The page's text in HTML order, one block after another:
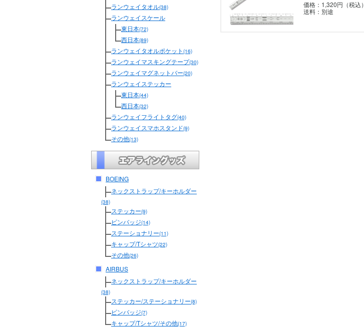
ランウェイタオル(38)
ランウェイスケール
東日本(72)
西日本(89)
ランウェイタオルポケット (16)
ランウェイマスキングテープ(30)
ランウェイマグネットバー(20)
ランウェイステッカー
東日本(44)
西日本(32)
ランウェイフライトタグ(40)
ランウェイスマホスタンド(9)
その他(13)
BOEING
ネックストラップ/キーホルダー
(38)
ステッカー(9)
ピンバッジ(14)
ステーショナリー(11)
キャップ/Tシャツ(22)
その他(26)
AIRBUS
ネックストラップ/キーホルダー
(38)
ステッカー/ステーショナリー(8)
ピンバッジ(7)
キャップ/Tシャツ/その他(17)
価格： 1,320円（税込）
送料： 別途